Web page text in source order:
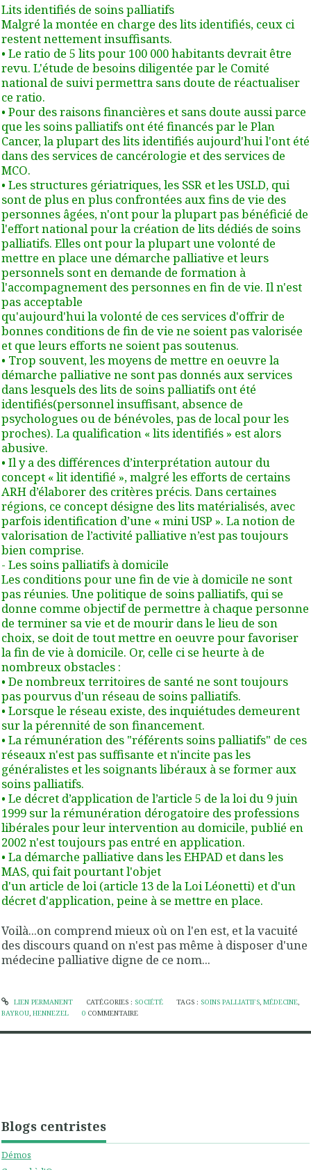
Blogs centristes
Démos
Lits identifiés de soins palliatifs
Malgré la montée en charge des lits identifiés, ceux ci
restent nettement insuffisants.
• Le ratio de 5 lits pour 100 000 habitants devrait être
revu. L'étude de besoins diligentée par le Comité
national de suivi permettra sans doute de réactualiser
ce ratio.
• Pour des raisons financières et sans doute aussi parce
que les soins palliatifs ont été financés par le Plan
Cancer, la plupart des lits identifiés aujourd'hui l'ont été
dans des services de cancérologie et des services de
MCO.
• Les structures gériatriques, les SSR et les USLD, qui
sont de plus en plus confrontées aux fins de vie des
personnes âgées, n'ont pour la plupart pas bénéficié de
l'effort national pour la création de lits dédiés de soins
palliatifs. Elles ont pour la plupart une volonté de
mettre en place une démarche palliative et leurs
personnels sont en demande de formation à
l'accompagnement des personnes en fin de vie. Il n'est
pas acceptable
qu'aujourd'hui la volonté de ces services d'offrir de
bonnes conditions de fin de vie ne soient pas valorisée
et que leurs efforts ne soient pas soutenus.
• Trop souvent, les moyens de mettre en oeuvre la
démarche palliative ne sont pas donnés aux services
dans lesquels des lits de soins palliatifs ont été
identifiés(personnel insuffisant, absence de
psychologues ou de bénévoles, pas de local pour les
proches). La qualification « lits identifiés » est alors
abusive.
• Il y a des différences d’interprétation autour du
concept « lit identifié », malgré les efforts de certains
ARH d’élaborer des critères précis. Dans certaines
régions, ce concept désigne des lits matérialisés, avec
parfois identification d’une « mini USP ». La notion de
valorisation de l’activité palliative n’est pas toujours
bien comprise.
- Les soins palliatifs à domicile
Les conditions pour une fin de vie à domicile ne sont
pas réunies. Une politique de soins palliatifs, qui se
donne comme objectif de permettre à chaque personne
de terminer sa vie et de mourir dans le lieu de son
choix, se doit de tout mettre en oeuvre pour favoriser
la fin de vie à domicile. Or, celle ci se heurte à de
nombreux obstacles :
• De nombreux territoires de santé ne sont toujours
pas pourvus d'un réseau de soins palliatifs.
• Lorsque le réseau existe, des inquiétudes demeurent
sur la pérennité de son financement.
• La rémunération des "référents soins palliatifs" de ces
réseaux n'est pas suffisante et n'incite pas les
généralistes et les soignants libéraux à se former aux
soins palliatifs.
• Le décret d’application de l’article 5 de la loi du 9 juin
1999 sur la rémunération dérogatoire des professions
libérales pour leur intervention au domicile, publié en
2002 n'est toujours pas entré en application.
• La démarche palliative dans les EHPAD et dans les
MAS, qui fait pourtant l'objet
d'un article de loi (article 13 de la Loi Léonetti) et d'un
décret d'application, peine à se mettre en place.
Voilà...on comprend mieux où on l'en est, et la vacuité
des discours quand on n'est pas même à disposer d'une
médecine palliative digne de ce nom...
LIEN PERMANENT CATÉGORIES : SOCIÉTÉ TAGS : SOINS PALLIATIFS,MÉDECINE,
BAYROU, HENNEZEL 0 COMMENTAIRE